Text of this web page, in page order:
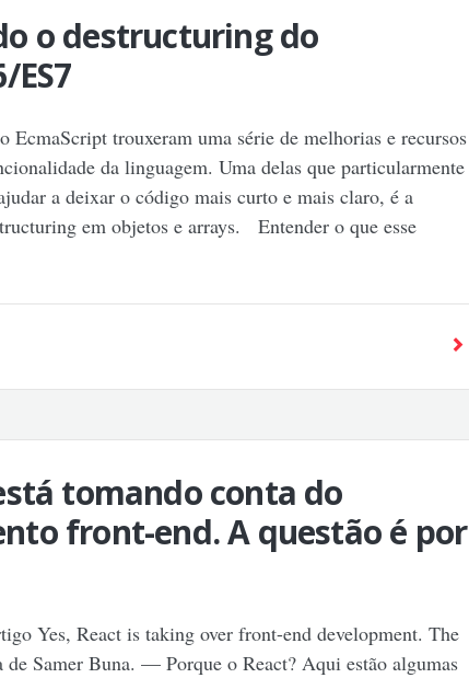
o destructuring do
ES7
EcmaScript trouxeram uma série de melhorias e recursos
da linguagem. Uma delas que particularmente
a deixar o código mais curto e mais claro, é a
em objetos e arrays. Entender o que esse
tomando conta do
front-end. A questão é por
Yes, React is taking over front-end development. The
Samer Buna. — Porque o React? Aqui estão algumas